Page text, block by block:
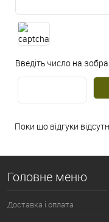
Введіть число на
Поки що відгуки
Головне меню
Доставка і оплата